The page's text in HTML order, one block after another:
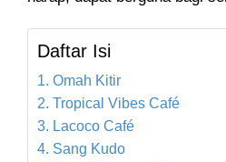
Daftar Isi
1. Omah Kitir
2. Tropical Vibes Café
3. Lacoco Café
4. Sang Kudo